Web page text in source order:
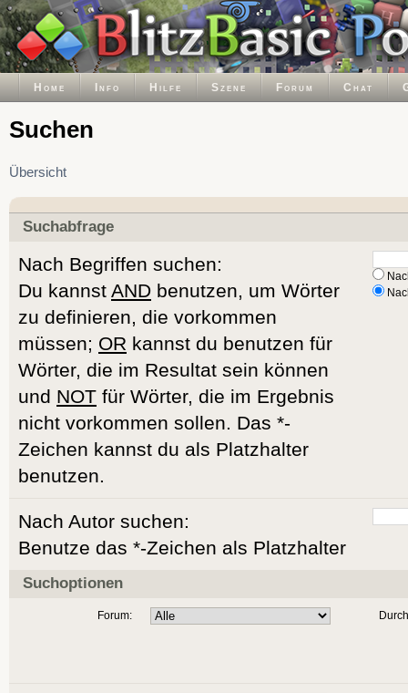
Home Info Hilfe Szene Forum Chat
Suchen
Übersicht
Suchabfrage
Nach Begriffen suchen:
Du kannst AND benutzen, um Wörter
zu definieren, die vorkommen
müssen; OR kannst du benutzen für
Wörter, die im Resultat sein können
und NOT für Wörter, die im Ergebnis
nicht vorkommen sollen. Das *-
Zeichen kannst du als Platzhalter
benutzen.
Nach Autor suchen:
Benutze das *-Zeichen als Platzhalter
Suchoptionen
Forum: